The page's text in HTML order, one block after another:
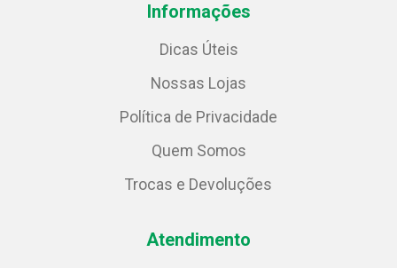
Informações
Dicas Úteis
Nossas Lojas
Política de Privacidade
Quem Somos
Trocas e Devoluções
Atendimento